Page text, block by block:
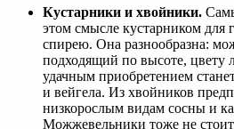
Кустарники и хвойники.
этом смысле кустарником для
спирею. Она разнообразна:
подходящий по высоте, цвету
удачным приобретением
и вейгела. Из хвойников
низкорослым видам сосны и
Можжевельники тоже не